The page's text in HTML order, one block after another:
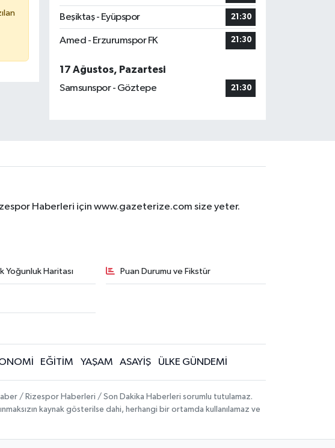
Beşiktaş - Eyüpspor 21:30
Amed - Erzurumspor FK 21:30
17 Ağustos, Pazartesi
Samsunspor - Göztepe
21:30
Haberleri için www.gazeterize.com size yeter.
Yoğunluk Haritası Puan Durumu ve Fikstür
EĞİTİM YAŞAM ASAYİŞ ÜLKE GÜNDEMİ
/ Rizespor Haberleri / Son Dakika Haberleri sorumlu tutulamaz.
kaynak gösterilse dahi, herhangi bir ortamda kullanılamaz ve